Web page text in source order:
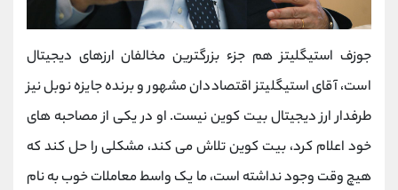
جوزف استیگلیتز هم جزء بزرگترین مخالفان ارزهای دیجیتال
است، آقای استیگلیتز اقتصاددان مشهور و برنده جایزه نوبل نیز
طرفدار ارز دیجیتال بیت کوین نیست. او در یکی از مصاحبه های
خود اعلام کرد، بیت کوین تلاش می کند، مشکلی را حل کند که
هیچ وقت وجود نداشته است، ما یک واسط معاملات خوب به نام